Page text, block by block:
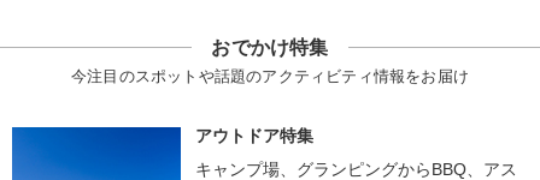
おでかけ特集
今注目のスポットや話題のアクティビティ情報をお届け
アウトドア特集
キャンプ場、グランピングからBBQ、アス